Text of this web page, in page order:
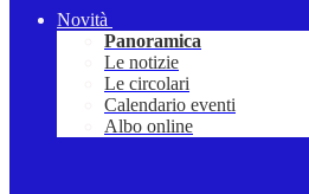
Novità
Panoramica
Le notizie
Le circolari
Calendario eventi
Albo online